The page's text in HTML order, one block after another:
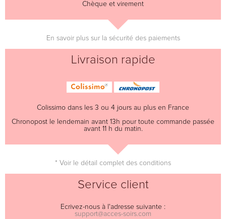
Chèque et virement
En savoir plus sur la sécurité des paiements
Livraison rapide
Colissimo dans les 3 ou 4 jours au plus en France
Chronopost le lendemain avant 13h pour toute commande passée
avant 11 h du matin.
* Voir le détail complet des conditions
Service client
Ecrivez-nous à l'adresse suivante :
support@acces-soirs.com